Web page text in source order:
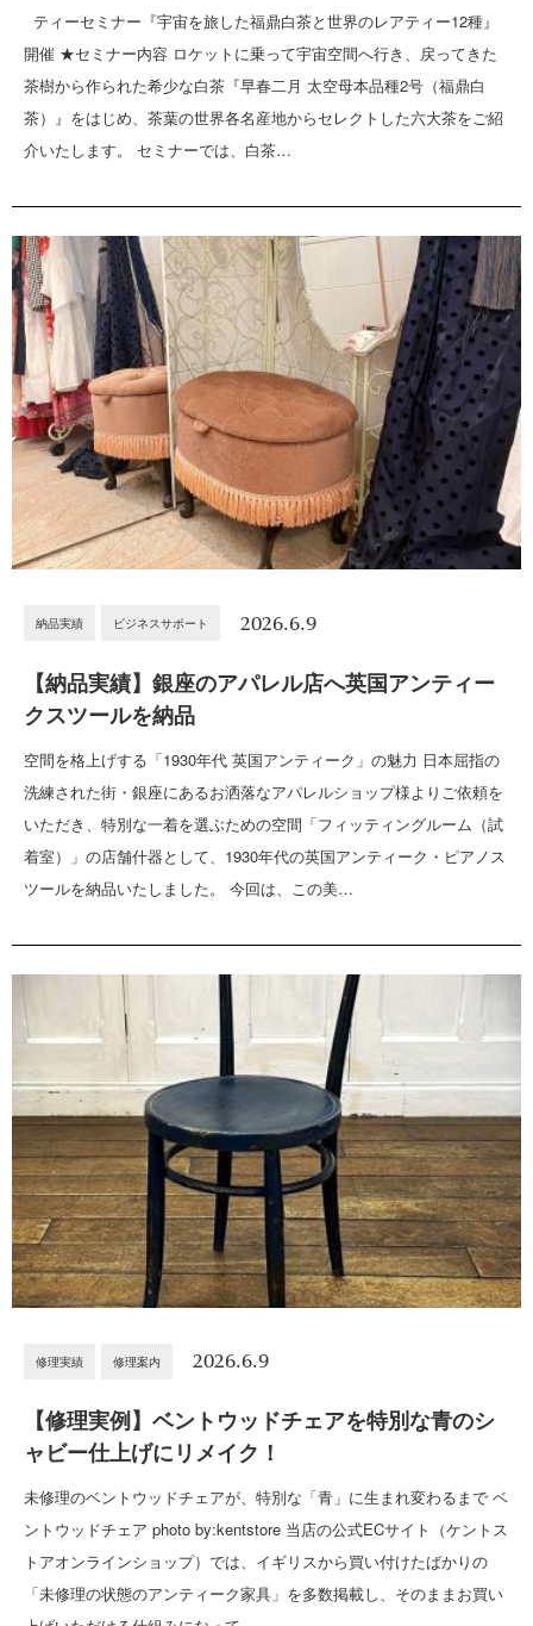
ティーセミナー『宇宙を旅した福鼎白茶と世界のレアティー12種』
開催 ★セミナー内容 ロケットに乗って宇宙空間へ行き、戻ってきた
茶樹から作られた希少な白茶『早春二月 太空母本品種2号（福鼎白
茶）』をはじめ、茶葉の世界各名産地からセレクトした六大茶をご紹
介いたします。 セミナーでは、白茶…
納品実績 ビジネスサポート 2026.6.9
【納品実績】銀座のアパレル店へ英国アンティー
クスツールを納品
空間を格上げする「1930年代 英国アンティーク」の魅力 日本屈指の
洗練された街・銀座にあるお洒落なアパレルショップ様よりご依頼を
いただき、特別な一着を選ぶための空間「フィッティングルーム（試
着室）」の店舗什器として、1930年代の英国アンティーク・ピアノス
ツールを納品いたしました。 今回は、この美…
修理実績 修理案内 2026.6.9
【修理実例】ベントウッドチェアを特別な青のシ
ャビー仕上げにリメイク！
未修理のベントウッドチェアが、特別な「青」に生まれ変わるまで ベ
ントウッドチェア photo by:kentstore 当店の公式ECサイト（ケントス
トアオンラインショップ）では、イギリスから買い付けたばかりの
「未修理の状態のアンティーク家具」を多数掲載し、そのままお買い